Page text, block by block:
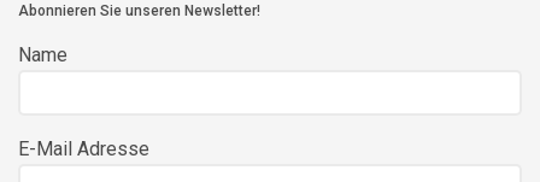
Abonnieren Sie unseren Newsletter!
Name
E-Mail Adresse